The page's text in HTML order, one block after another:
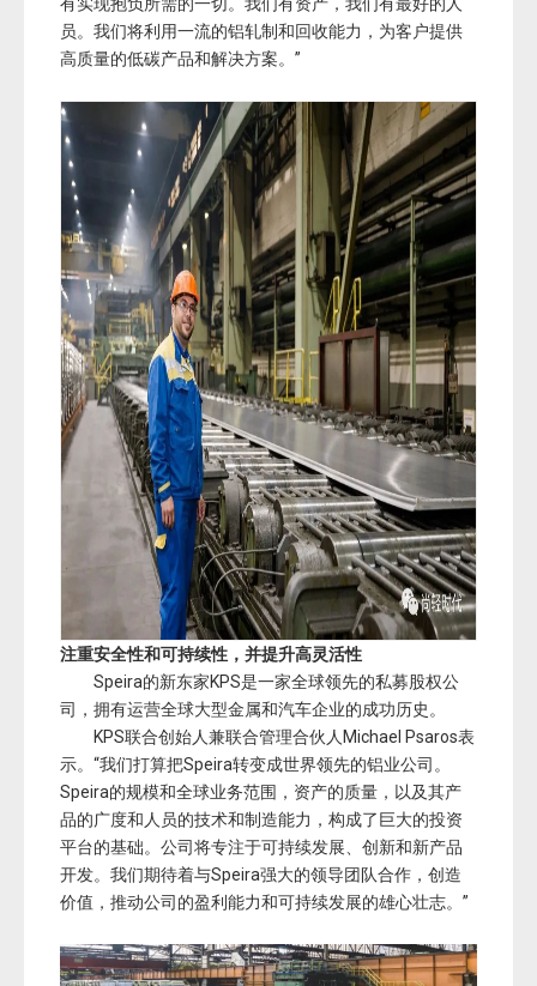
员。我们将利用一流的铝轧制和回收能力，为客户提供
高质量的低碳产品和解决方案。”
注重安全性和可持续性，并提升高灵活性
Speira的新东家KPS是一家全球领先的私募股权公
司，拥有运营全球大型金属和汽车企业的成功历史。
KPS联合创始人兼联合管理合伙人Michael Psaros表
示。“我们打算把Speira转变成世界领先的铝业公司。
Speira的规模和全球业务范围，资产的质量，以及其产
品的广度和人员的技术和制造能力，构成了巨大的投资
平台的基础。公司将专注于可持续发展、创新和新产品
开发。我们期待着与Speira强大的领导团队合作，创造
价值，推动公司的盈利能力和可持续发展的雄心壮志。”